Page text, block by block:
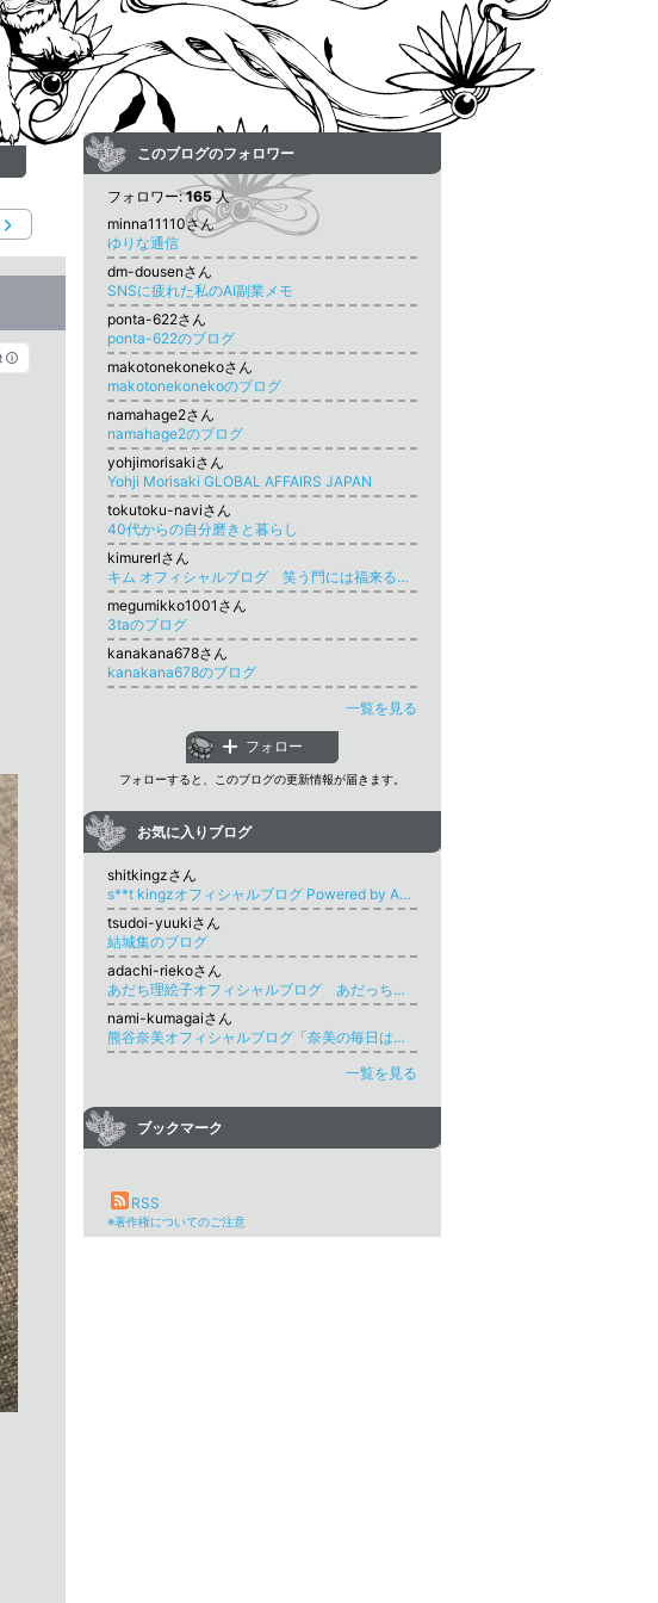
このブログのフォロワー
フォロワー:165人
minna11110さん
ゆりな通信
dm-dousenさん
SNSに疲れた私のAI副業メモ
ponta-622さん
ponta-622のブログ
makotonekonekoさん
makotonekonekoのブログ
namahage2さん
namahage2のブログ
yohjimorisakiさん
Yohji Morisaki GLOBAL AFFAIRS JAPAN
tokutoku-naviさん
40代からの自分磨きと暮らし
kimurerlさん
キム オフィシャルブログ 笑う門には福来る 好きなことを書くブログ
megumikko1001さん
3taのブログ
kanakana678さん
kanakana678のブログ
一覧を見る
フォロー
フォローすると、このブログの更新情報が届きます。
お気に入りブログ
shitkingzさん
s**t kingzオフィシャルブログ Powered by Ameba
tsudoi-yuukiさん
結城集のブログ
adachi-riekoさん
あだち理絵子オフィシャルブログ あだっちーだよ、全員集合！Powered by Ameba
nami-kumagaiさん
熊谷奈美オフィシャルブログ「奈美の毎日は面白っ」Powered by Ameba
一覧を見る
ブックマーク
RSS
※著作権についてのご注意